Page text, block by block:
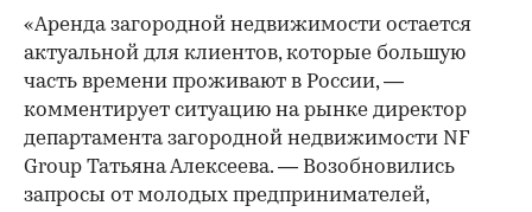
«Аренда загородной недвижимости остается
актуальной для клиентов, которые большую
часть времени проживают в России, —
комментирует ситуацию на рынке директор
департамента загородной недвижимости NF
Group Татьяна Алексеева. — Возобновились
запросы от молодых предпринимателей,